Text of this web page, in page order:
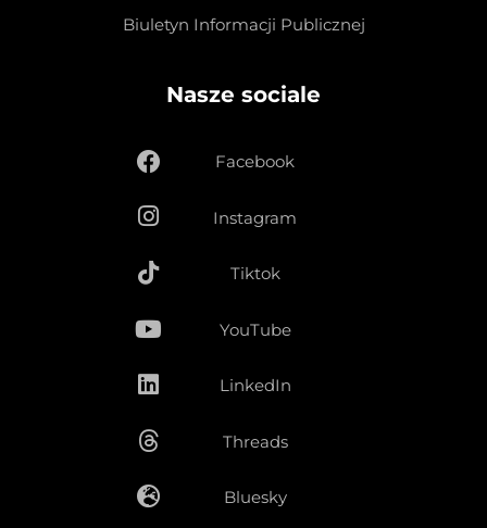
Biuletyn Informacji Publicznej
Nasze sociale
Facebook
Instagram
Tiktok
YouTube
LinkedIn
Threads
Bluesky